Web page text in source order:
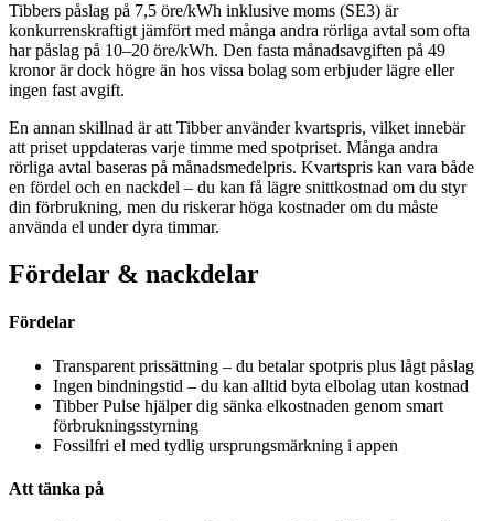
Tibbers påslag på 7,5 öre/kWh inklusive moms (SE3) är
konkurrenskraftigt jämfört med många andra rörliga avtal som ofta
har påslag på 10–20 öre/kWh. Den fasta månadsavgiften på 49
kronor är dock högre än hos vissa bolag som erbjuder lägre eller
ingen fast avgift.
En annan skillnad är att Tibber använder kvartspris, vilket innebär
att priset uppdateras varje timme med spotpriset. Många andra
rörliga avtal baseras på månadsmedelpris. Kvartspris kan vara både
en fördel och en nackdel – du kan få lägre snittkostnad om du styr
din förbrukning, men du riskerar höga kostnader om du måste
använda el under dyra timmar.
Fördelar & nackdelar
Fördelar
Transparent prissättning – du betalar spotpris plus lågt påslag
Ingen bindningstid – du kan alltid byta elbolag utan kostnad
Tibber Pulse hjälper dig sänka elkostnaden genom smart
förbrukningsstyrning
Fossilfri el med tydlig ursprungsmärkning i appen
Att tänka på